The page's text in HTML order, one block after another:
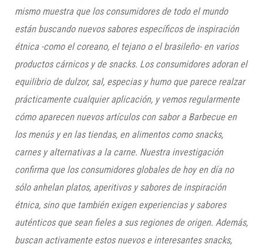
mismo muestra que los consumidores de todo el mundo
están buscando nuevos sabores específicos de inspiración
étnica -como el coreano, el tejano o el brasileño- en varios
productos cárnicos y de snacks. Los consumidores adoran el
equilibrio de dulzor, sal, especias y humo que parece realzar
prácticamente cualquier aplicación, y vemos regularmente
cómo aparecen nuevos artículos con sabor a Barbecue en
los menús y en las tiendas, en alimentos como snacks,
carnes y alternativas a la carne. Nuestra investigación
confirma que los consumidores globales de hoy en día no
sólo anhelan platos, aperitivos y sabores de inspiración
étnica, sino que también exigen experiencias y sabores
auténticos que sean fieles a sus regiones de origen. Además,
buscan activamente estos nuevos e interesantes snacks,